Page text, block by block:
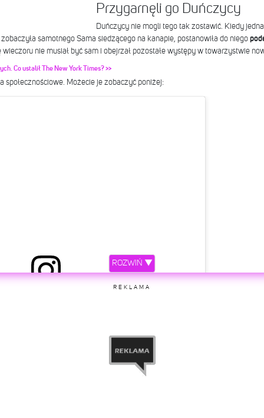
Przygarnęli go Duńczycy
Duńczycy nie mogli tego tak zostawić. Kiedy
samotnego Sama siedzącego na kanapie, postanowiła do niego
nie musiał być sam i obejrzał pozostałe występy w towarzystwie
Co ustalił The New York Times? >>
społecznościowe. Możecie je zobaczyć poniżej:
ROZWIŃ ▼
REKLAMA